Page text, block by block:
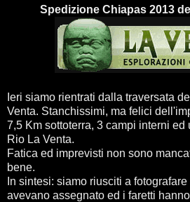
Spedizione Chiapas 2013
Ieri siamo rientrati dalla traversata
Venta. Stanchissimi, ma felici
7,5 Km sottoterra, 3 campi interni ed
Rio La Venta.
Fatica ed imprevisti non sono
bene.
In sintesi: siamo riusciti a
avevano assegnato ed i faretti